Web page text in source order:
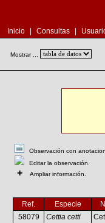
Inicio Consultas
Mostrar ...
Observación con
Editar la observación.
+ Ampliar información.
Ref. Especie
58079
Cettia cetti